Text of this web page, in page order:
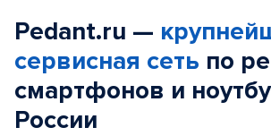
Pedant.ru —
сервисная сеть по
смартфонов и
России